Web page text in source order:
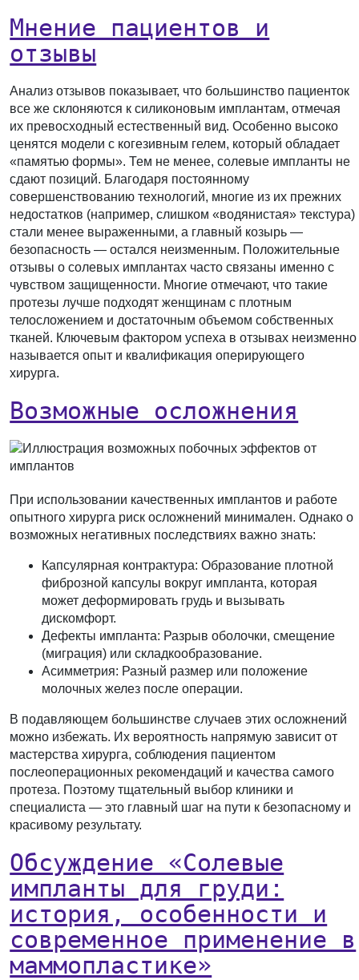
Мнение пациентов и
отзывы
Анализ отзывов показывает, что большинство пациенток
все же склоняются к силиконовым имплантам, отмечая
их превосходный естественный вид. Особенно высоко
ценятся модели с когезивным гелем, который обладает
«памятью формы». Тем не менее, солевые импланты не
сдают позиций. Благодаря постоянному
совершенствованию технологий, многие из их прежних
недостатков (например, слишком «водянистая» текстура)
стали менее выраженными, а главный козырь —
безопасность — остался неизменным. Положительные
отзывы о солевых имплантах часто связаны именно с
чувством защищенности. Многие отмечают, что такие
протезы лучше подходят женщинам с плотным
телосложением и достаточным объемом собственных
тканей. Ключевым фактором успеха в отзывах неизменно
называется опыт и квалификация оперирующего
хирурга.
Возможные осложнения
При использовании качественных имплантов и работе
опытного хирурга риск осложнений минимален. Однако о
возможных негативных последствиях важно знать:
Капсулярная контрактура: Образование плотной
фиброзной капсулы вокруг импланта, которая
может деформировать грудь и вызывать
дискомфорт.
Дефекты импланта: Разрыв оболочки, смещение
(миграция) или складкообразование.
Асимметрия: Разный размер или положение
молочных желез после операции.
В подавляющем большинстве случаев этих осложнений
можно избежать. Их вероятность напрямую зависит от
мастерства хирурга, соблюдения пациентом
послеоперационных рекомендаций и качества самого
протеза. Поэтому тщательный выбор клиники и
специалиста — это главный шаг на пути к безопасному и
красивому результату.
Обсуждение «Солевые
импланты для груди:
история, особенности и
современное применение в
маммопластике»